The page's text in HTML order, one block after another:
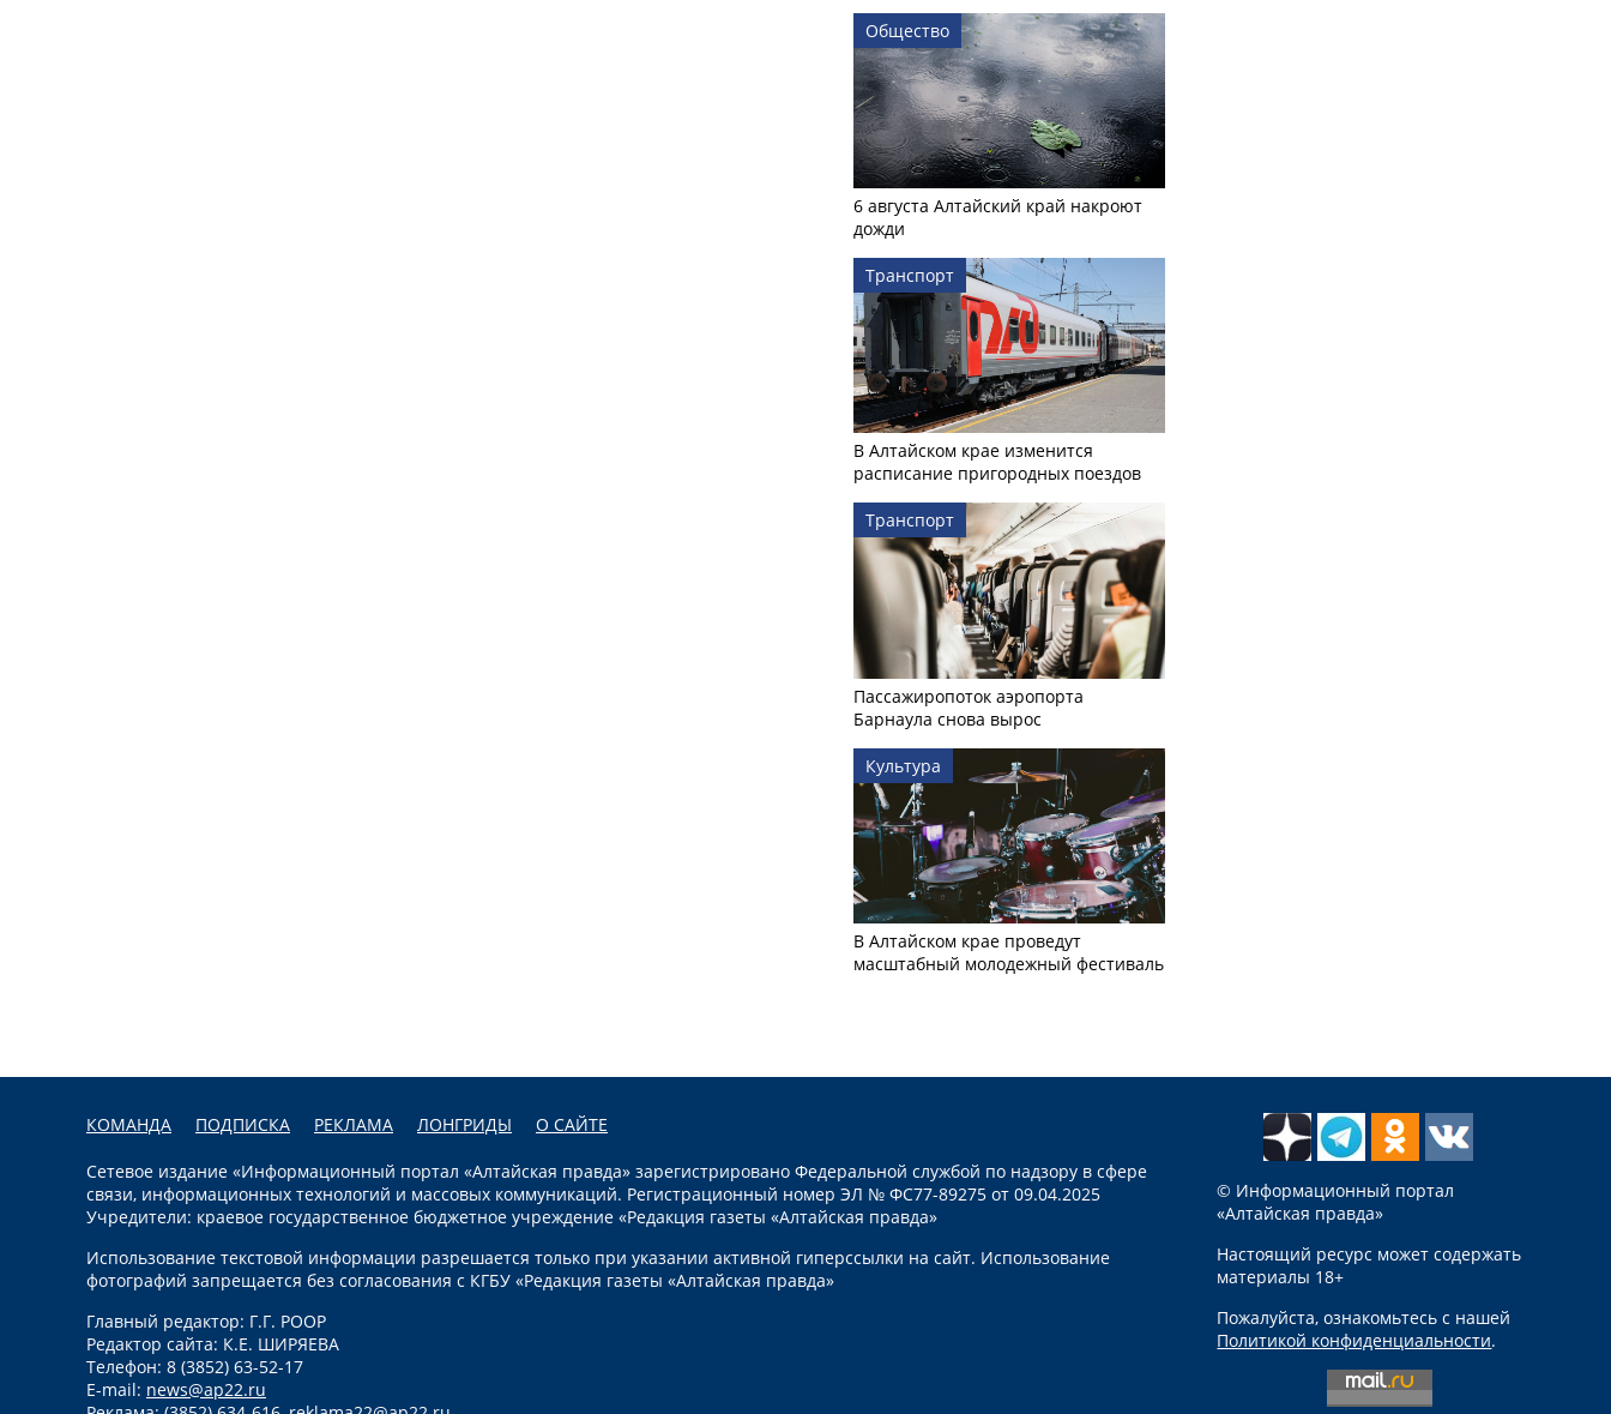
Общество
6 августа Алтайский край накроют
дожди
Транспорт
В Алтайском крае изменится
расписание пригородных поездов
Транспорт
Пассажиропоток аэропорта
Барнаула снова вырос
Культура
В Алтайском крае проведут
масштабный молодежный фестиваль
КОМАНДА ПОДПИСКА РЕКЛАМА ЛОНГРИДЫ О САЙТЕ
Сетевое издание «Информационный портал «Алтайская правда» зарегистрировано Федеральной службой по надзору в сфере
связи, информационных технологий и массовых коммуникаций. Регистрационный номер ЭЛ № ФС77-89275 от 09.04.2025
Учредители: краевое государственное бюджетное учреждение «Редакция газеты «Алтайская правда»
Использование текстовой информации разрешается только при указании активной гиперссылки на сайт. Использование
фотографий запрещается без согласования с КГБУ «Редакция газеты «Алтайская правда»
Главный редактор: Г.Г. РООР
Редактор сайта: К.Е. ШИРЯЕВА
Телефон: 8 (3852) 63-52-17
E-mail: news@ap22.ru
© Информационный портал
«Алтайская правда»
Настоящий ресурс может содержать
материалы 18+
Пожалуйста, ознакомьтесь с нашей
Политикой конфиденциальности.